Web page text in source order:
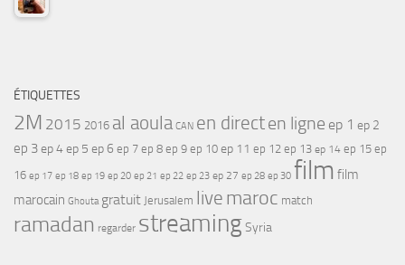
ÉTIQUETTES
2M 2015 2016 al aoula CAN en directen ligne ep 1 ep 2
ep 3ep 4ep 5 ep 6 ep 7 ep 8 ep 9 ep 10 ep 11 ep 12 ep 13 ep 14 ep 15 ep
16 ep 17 ep 18 ep 19 ep 20 ep 21 ep 22 ep 23 ep 27 ep 28 ep 30 film film
marocain Ghouta gratuit Jerusalem live maroc match
ramadan regarder streamingSyria